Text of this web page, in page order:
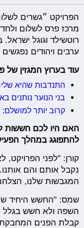
הפרויקט ״גשרים
מרכז פרס לשלום
ערבים ויהודים
עוד בערוץ המגזין של
התנדבות שהיא
בני הנוער נותנים
קרוב יותר
האם היו לכם חששות
להתפוגג במהלך
קורן: "לפני הפרויקט,
נקבל אותם והם
המגבשות שלנו,
שמס: "החשש היחיד
השפה ולא חשש בגלל
קבלת הפנים המחבקת,